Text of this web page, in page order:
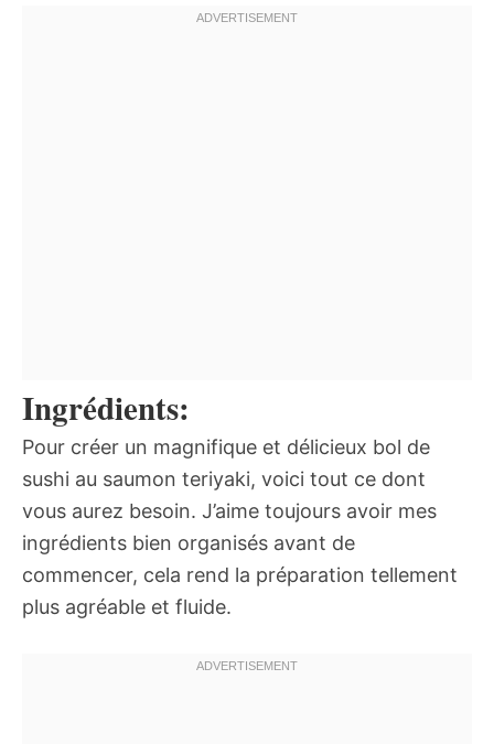
Ingrédients:
Pour créer un magnifique et délicieux bol de
sushi au saumon teriyaki, voici tout ce dont
vous aurez besoin. J’aime toujours avoir mes
ingrédients bien organisés avant de
commencer, cela rend la préparation tellement
plus agréable et fluide.